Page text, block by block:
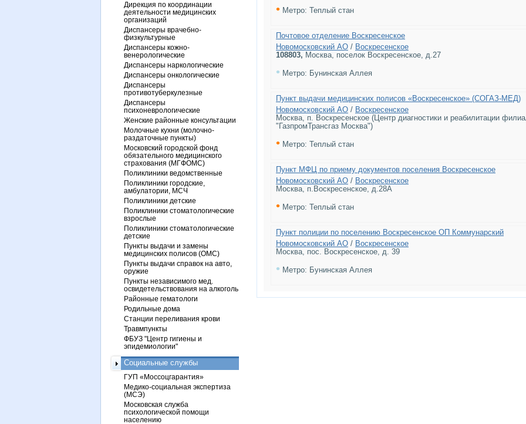
• Метро: Теплый стан
Почтовое отделение Воскресенское
Новомосковский АО / Воскресенское
108803, Москва, поселок Воскресенское, д.27
• Метро: Бунинская Аллея
Пункт выдачи медицинских полисов «Воскресенское» (СОГАЗ-МЕД)
Новомосковский АО / Воскресенское
Москва, п. Воскресенское (Центр диагностики и реабилитации
"ГазпромТрансгаз Москва")
• Метро: Теплый стан
Пункт МФЦ по приему документов поселения Воскресенское
Новомосковский АО / Воскресенское
Москва, п.Воскресенское, д.28А
• Метро: Теплый стан
Пункт полиции по поселению Воскресенское ОП Коммунарский
Новомосковский АО / Воскресенское
Москва, пос. Воскресенское, д. 39
• Метро: Бунинская Аллея
Дирекция по координации
деятельности медицинских
организаций
Диспансеры врачебно-
физкультурные
Диспансеры кожно-
венерологические
Диспансеры наркологические
Диспансеры онкологические
Диспансеры
противотуберкулезные
Диспансеры
психоневрологические
Женские районные консультации
Молочные кухни (молочно-
раздаточные пункты)
Московский городской фонд
обязательного медицинского
страхования (МГФОМС)
Поликлиники ведомственные
Поликлиники городские,
амбулатории, МСЧ
Поликлиники детские
Поликлиники стоматологические
взрослые
Поликлиники стоматологические
детские
Пункты выдачи и замены
медицинских полисов (ОМС)
Пункты выдачи справок на авто,
оружие
Пункты независимого мед.
освидетельствования на алкоголь
Районные гематологи
Родильные дома
Станции переливания крови
Травмпункты
ФБУЗ "Центр гигиены и
эпидемиологии"
Социальные службы
ГУП «Моссоцгарантия»
Медико-социальная экспертиза
(МСЭ)
Московская служба
психологической помощи
населению